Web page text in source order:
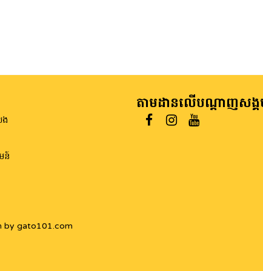
ង
ន៍
តាមដានលើបណ្តាញសង្
by gato101.com